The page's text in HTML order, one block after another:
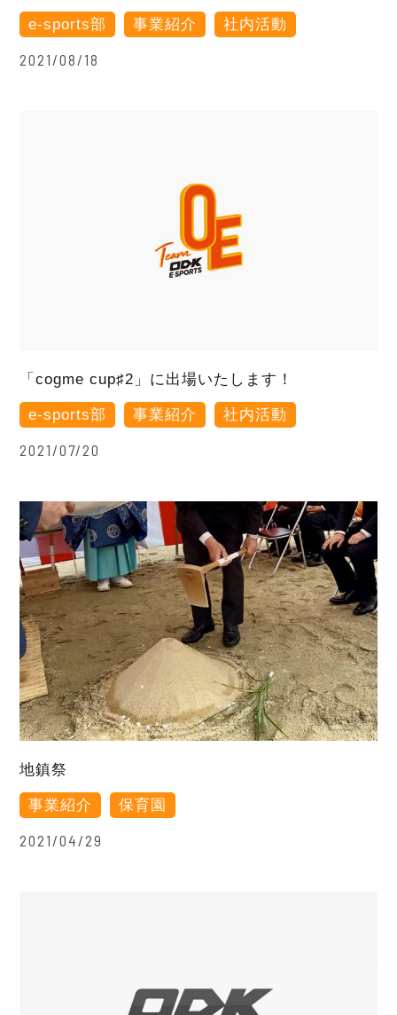
e-sports部 事業紹介 社内活動
2021/08/18
「cogme cup♯2」に出場いたします！
e-sports部 事業紹介 社内活動
2021/07/20
地鎮祭
事業紹介 保育園
2021/04/29